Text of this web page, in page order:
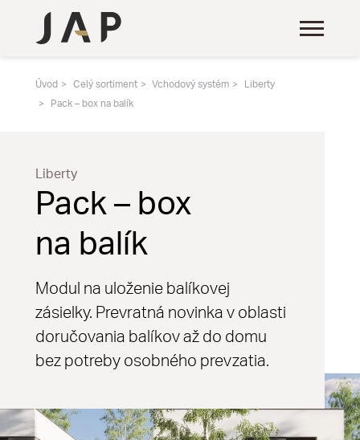
Úvod Celý sortiment Vchodový systém
Liberty
Pack – box na balík
Liberty
Pack – box
na balík
Modul na uloženie balíkovej
zásielky. Prevratná novinka v oblasti
doručovania balíkov až do domu
bez potreby osobného prevzatia.